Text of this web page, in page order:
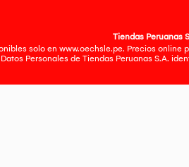
Tiendas Peruanas
solo en www.oechsle.pe. Precios
Personales de Tiendas Peruanas S.A.